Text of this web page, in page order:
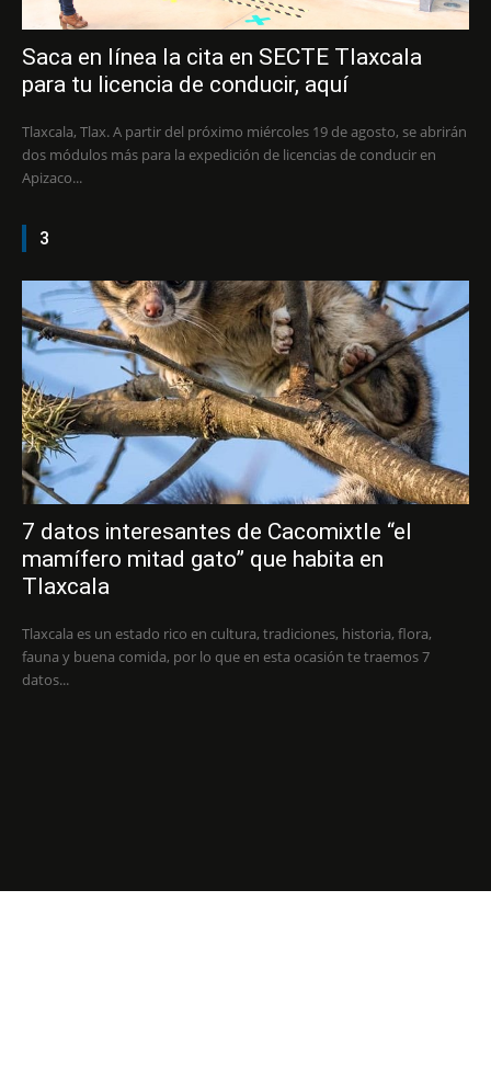
Saca en línea la cita en SECTE Tlaxcala
para tu licencia de conducir, aquí
Tlaxcala, Tlax. A partir del próximo miércoles 19 de agosto, se abrirán
dos módulos más para la expedición de licencias de conducir en
Apizaco...
3
7 datos interesantes de Cacomixtle “el
mamífero mitad gato” que habita en
Tlaxcala
Tlaxcala es un estado rico en cultura, tradiciones, historia, flora,
fauna y buena comida, por lo que en esta ocasión te traemos 7
datos...